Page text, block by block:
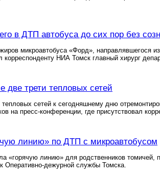
в ДТП автобуса до сих пор без
микроавтобуса «Форд», направлявшегося
корреспонденту НИА Томск главный хирург
две трети тепловых сетей
сетей к сегодняшнему дню
на пресс-конференции, где присутствовал
линию» по ДТП с микроавтобусом
«горячую линию» для родственников
Оперативно-дежурной службы Томска.